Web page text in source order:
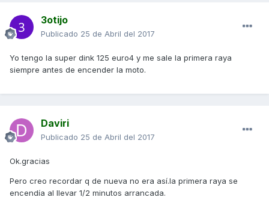
3otijo
Publicado 25 de Abril del 2017
Yo tengo la super dink 125 euro4 y me sale la primera raya
siempre antes de encender la moto.
Daviri
Publicado 25 de Abril del 2017
Ok.gracias
Pero creo recordar q de nueva no era así.la primera raya se
encendía al llevar 1/2 minutos arrancada.